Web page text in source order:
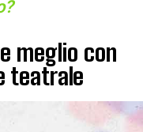
meglio con
teatrale